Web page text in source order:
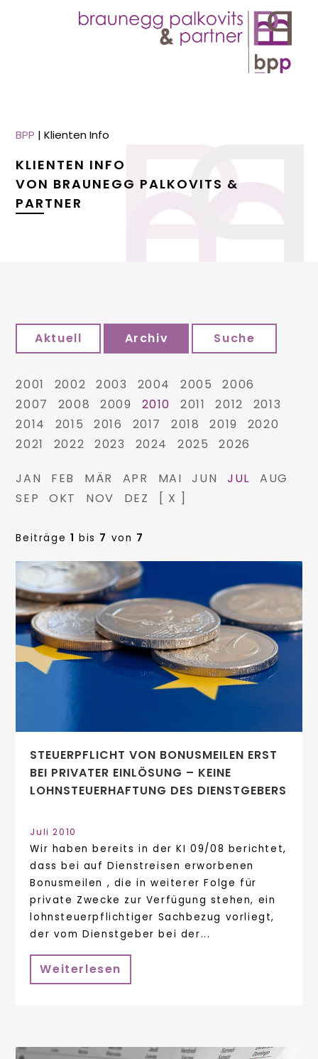
BPP |Klienten Info
KLIENTEN INFO
VON BRAUNEGG PALKOVITS &
PARTNER
Aktuell Archiv Suche
2001 2002 2003 2004 2005
2006
2007
2008 2009 2010 2011 2012
2013
2014
2015 2016 2017 2018 2019
2020
2021
2022 2023 2024 2025 2026
JAN FEB MÄR APR MAI JUN JUL
AUG
SEP
OKT NOV DEZ [ X ]
Beiträge 1 bis 7 von 7
STEUERPFLICHT VON BONUSMEILEN ERST
BEI PRIVATER EINLÖSUNG – KEINE
LOHNSTEUERHAFTUNG DES DIENSTGEBERS
Juli 2010
Wir haben bereits in der KI 09/08 berichtet,
dass bei auf Dienstreisen erworbenen
Bonusmeilen , die in weiterer Folge für
private Zwecke zur Verfügung stehen, ein
lohnsteuerpflichtiger Sachbezug vorliegt,
der vom Dienstgeber bei der...
Weiterlesen